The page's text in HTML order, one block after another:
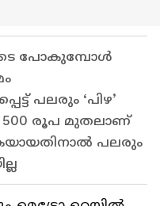
പോകുമ്പോൾ
പലരും ‘പിഴ’
500 രൂപ മുതലാണ്
പലരും